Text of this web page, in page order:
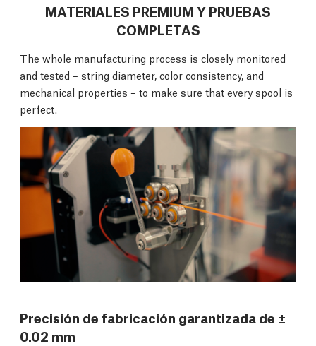
MATERIALES PREMIUM Y PRUEBAS
COMPLETAS
The whole manufacturing process is closely monitored
and tested – string diameter, color consistency, and
mechanical properties – to make sure that every spool is
perfect.
Precisión de fabricación garantizada de ±
0.02 mm